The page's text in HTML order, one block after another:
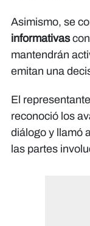
Asimismo, se
informativas
mantendrán
emitan una
El
reconoció los
diálogo y llamó
las partes